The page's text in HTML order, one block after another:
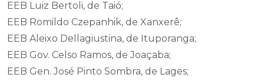
EEB Luiz Bertoli, de Taió;
EEB Romildo Czepanhik, de Xanxerê;
EEB Aleixo Dellagiustina, de Ituporanga;
EEB Gov. Celso Ramos, de Joaçaba;
EEB Gen. José Pinto Sombra, de Lages;